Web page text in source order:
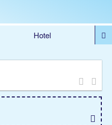
Hotel
Privattransfer